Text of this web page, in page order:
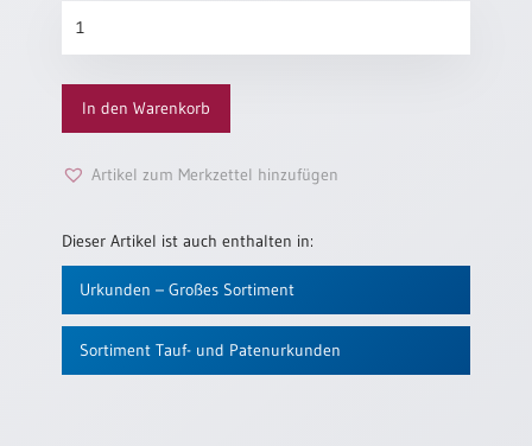
Jahreslosung
Bücher
Broschüren
„Gemeinsam
unterwegs“
Menge
In den Warenkorb
Artikel zum Merkzettel hinzufügen
Dieser Artikel ist auch enthalten in:
Urkunden – Großes Sortiment
Sortiment Tauf- und Patenurkunden